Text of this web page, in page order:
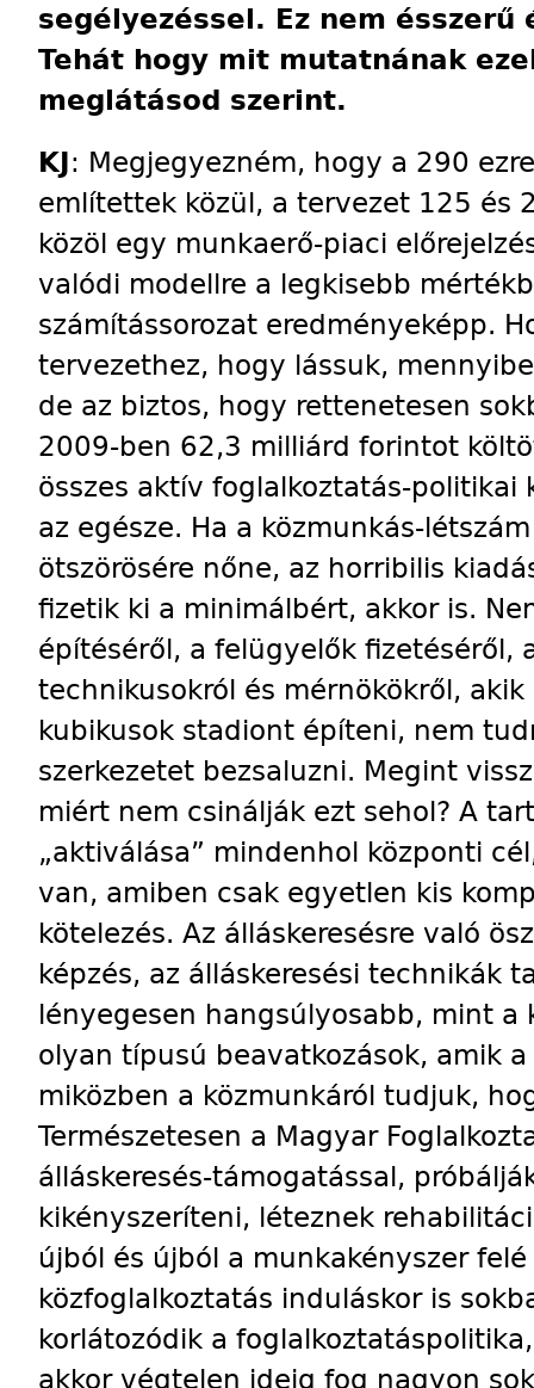
segélyezéssel. Ez nem
Tehát hogy mit mutatnának
meglátásod szerint.
KJ: Megjegyezném, hogy a 290
említettek közül, a tervezet 125 és
közöl egy munkaerő-piaci
valódi modellre a legkisebb
számítássorozat eredményeképp.
tervezethez, hogy lássuk,
de az biztos, hogy rettenetesen
2009-ben 62,3 milliárd forintot
összes aktív foglalkoztatás-politikai
az egésze. Ha a közmunkás-
ötszörösére nőne, az horribilis
fizetik ki a minimálbért, akkor is.
építéséről, a felügyelők fizetéséről,
technikusokról és mérnökökről,
kubikusok stadiont építeni, nem
szerkezetet bezsaluzni. Megint
miért nem csinálják ezt sehol? A
„aktiválása” mindenhol központi
van, amiben csak egyetlen kis
kötelezés. Az álláskeresésre való
képzés, az álláskeresési technikák
lényegesen hangsúlyosabb, mint a
olyan típusú beavatkozások, amik
miközben a közmunkáról tudjuk,
Természetesen a Magyar
állás­keresés-támogatással,
kikényszeríteni, léteznek
újból és újból a munkakényszer
közfoglalkoztatás induláskor is
korlátozódik a
akkor végtelen ideig fog nagyon